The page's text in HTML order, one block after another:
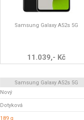
Samsung Galaxy A52s 5G
11.039,- Kč
Samsung Galaxy A52s 5G
Nový
Dotyková
189 g